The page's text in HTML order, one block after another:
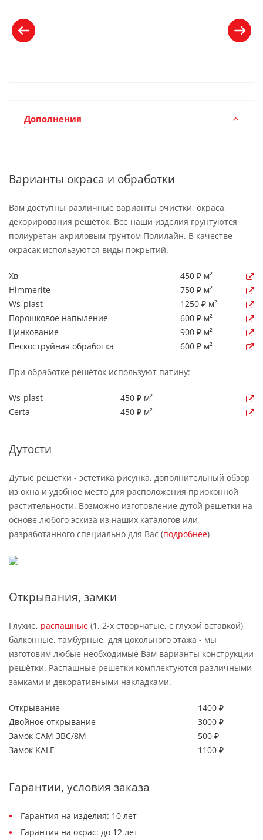
Дополнения
Варианты окраса и обработки
Вам доступны различные варианты очистки, окраса,
декорирования решёток. Все наши изделия грунтуются
полиуретан-акриловым грунтом Полилайн. В качестве
окрасак используются виды покрытий.
Хв
450 ₽ м²
Himmerite
750 ₽ м²
Ws-plast
1250 ₽ м²
Порошковое напыление
600 ₽ м²
Цинкование
900 ₽ м²
Пескоструйная обработка
600 ₽ м²
При обработке решёток используют патину:
Ws-plast
450 ₽ м²
Certa
450 ₽ м²
Дутости
Дутые решетки - эстетика рисунка, дополнительный обзор
из окна и удобное место для расположения приоконной
растительности. Возможно изготовление дутой решетки на
основе любого эскиза из наших каталогов или
разработанного специально для Вас (подробнее)
Открывания, замки
Глухие, распашные (1, 2-х створчатые, с глухой вставкой),
балконные, тамбурные, для цокольного этажа - мы
изготовим любые необходимые Вам варианты конструкции
решётки. Распашные решетки комплектуются различными
замками и декоративными накладками.
Открывание
1400 ₽
Двойное открывание
3000 ₽
Замок САМ ЗВС/8М
500 ₽
Замок KALE
1100 ₽
Гарантии, условия заказа
Гарантия на изделия: 10 лет
Гарантия на окрас: до 12 лет